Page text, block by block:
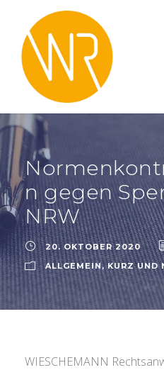
n gegen
NRW
20. OKTOBER 2020
ALLGEMEIN, KURZ UND
WIESCHEMANN